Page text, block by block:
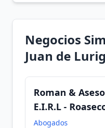
Negocios
Juan de
Roman &
E.I.R.L -
Abogados